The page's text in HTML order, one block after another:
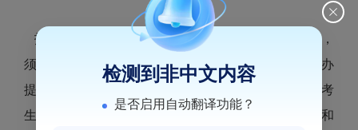
报名参加普通高考并申请提供合理便利的残疾考生，
须于2026年3月9日前（逾期不再受理），向鼓楼高招办
提交正式书面申请，填写提交《2026年普通高考残疾考
生合理便利申请表》，并提供本人有效《中华人民共和
检测到非中文内容
是否启用自动翻译功能？